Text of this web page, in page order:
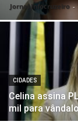
Jornal Infocruzeiro -
CIDADES
Celina assina
mil para
Todas
Coluna
CYBER
Esporte